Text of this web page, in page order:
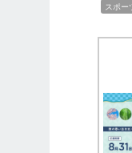
スポー